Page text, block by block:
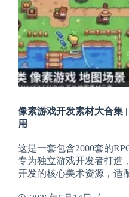
像素游戏开发素材大合集
用
这是一套包含2000套的
专为独立游戏开发者打造
开发的核心美术资源，适